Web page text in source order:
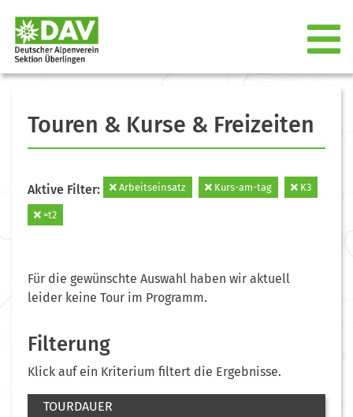
Touren & Kurse & Freizeiten
Aktive Filter: Arbeitseinsatz Kurs-am-tag K3
=t2
Für die gewünschte Auswahl haben wir aktuell
leider keine Tour im Programm.
Filterung
Klick auf ein Kriterium filtert die Ergebnisse.
TOURDAUER